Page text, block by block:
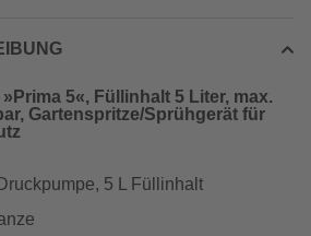
5«, Füllinhalt 5 Liter, max.
Gartenspritze/Sprühgerät für
5 L Füllinhalt